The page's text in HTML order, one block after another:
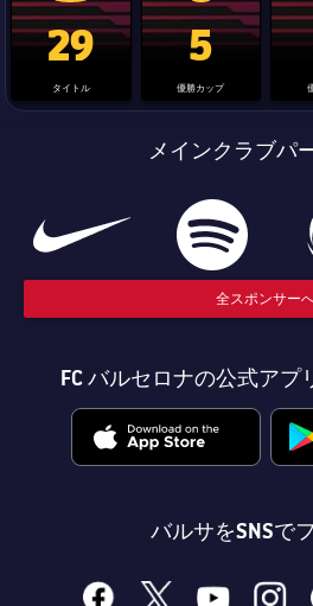
La Liga trophy
29
タイトル
Champions
5
優勝カップ
メインクラブパ
全スポンサー
FC バルセロナの公式アプ
バルサをSNSで
facebook
x youtube